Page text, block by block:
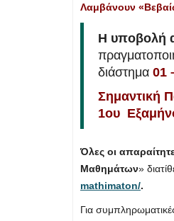
Λαμβάνουν
Η υποβολή
διάστημα 01
Σημαντική
1ου
Όλες οι
Μαθημάτων»
mathimaton/.
Για